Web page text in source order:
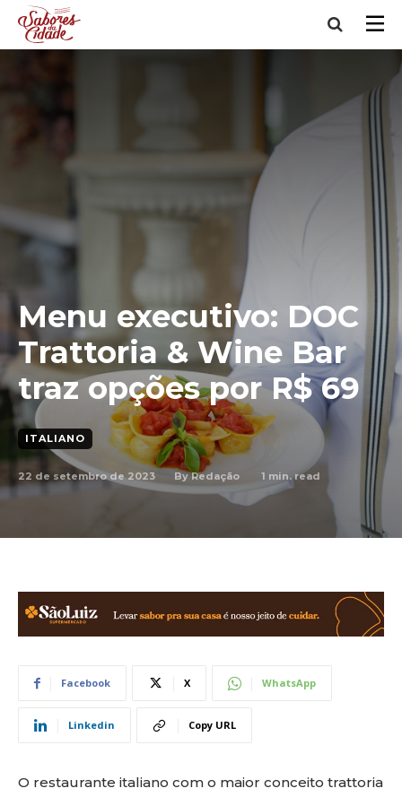
Menu executivo: DOC
Trattoria & Wine Bar
traz opções por R$ 69
ITALIANO
22 de setembro de 2023 By Redação 1 min. read
Facebook X WhatsApp
Linkedin Copy URL
O restaurante italiano com o maior conceito trattoria